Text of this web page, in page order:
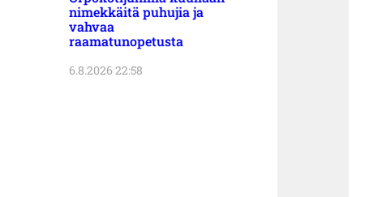
nimekkäitä puhujia ja
vahvaa
raamatunopetusta
6.8.2026 22:58